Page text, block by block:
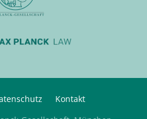
Kontakt